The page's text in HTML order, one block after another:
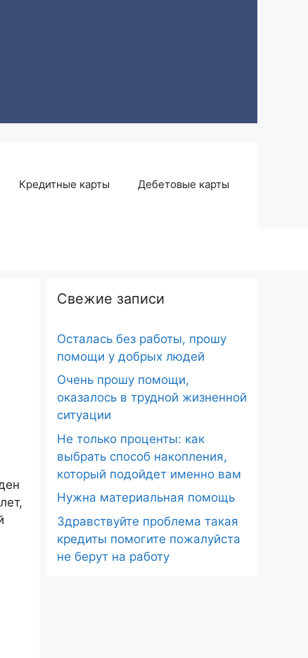
Кредитные карты Дебетовые карты
Свежие записи
Осталась без работы, прошу
помощи у добрых людей
Очень прошу помощи,
оказалось в трудной жизненной
ситуации
Не только проценты: как
выбрать способ накопления,
который подойдет именно вам
Нужна материальная помощь
Здравствуйте проблема такая
кредиты помогите пожалуйста
не берут на работу